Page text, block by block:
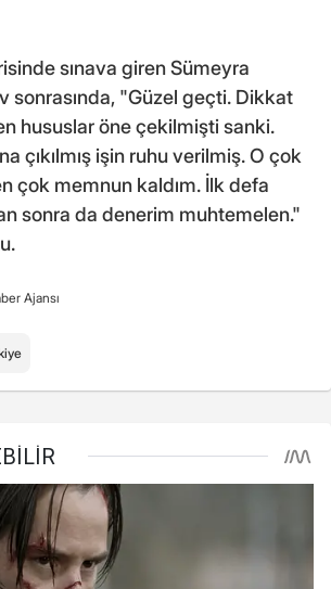
sınava giren Sümeyra
sonrasında, "Güzel geçti. Dikkat
hususlar öne çekilmişti sanki.
çıkılmış işin ruhu verilmiş. O çok
çok memnun kaldım. İlk defa
sonra da denerim muhtemelen."
Ajansı